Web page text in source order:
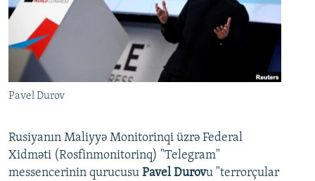
Pavel Durov
Rusiyanın Maliyyə Monitorinqi üzrə Federal
Xidməti (Rosfinmonitorinq) "Telegram"
messencerinin qurucusu Pavel Durovu "terrorçular